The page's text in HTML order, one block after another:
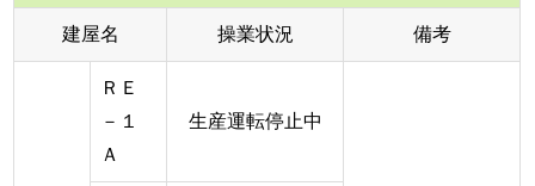
建屋名 操業状況 備考
ＲＥ
－１
Ａ
生産運転停止中